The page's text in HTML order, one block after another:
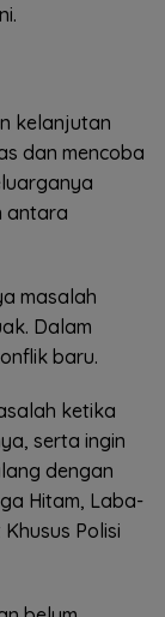
kelanjutan
dan mencoba
antara
masalah
Dalam
baru.
ketika
serta ingin
dengan
Hitam, Laba-
Polisi